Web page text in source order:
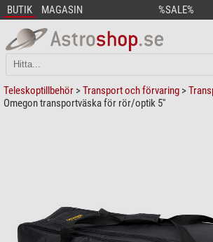
BUTIK MAGASIN %SALE%
Teleskoptillbehör >Transport och förvaring >
Omegon transportväska för rör/optik 5''